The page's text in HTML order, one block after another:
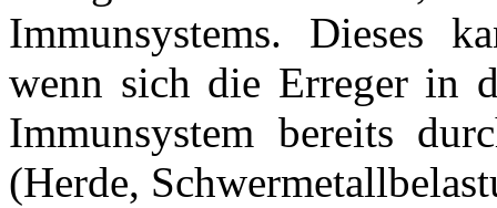
Immunsystems. Dieses
wenn sich die Erreger in
Immunsystem bereits
(Herde,